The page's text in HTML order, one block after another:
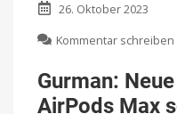
26. Oktober 2023
Kommentar schreiben
Gurman:
AirPods Max